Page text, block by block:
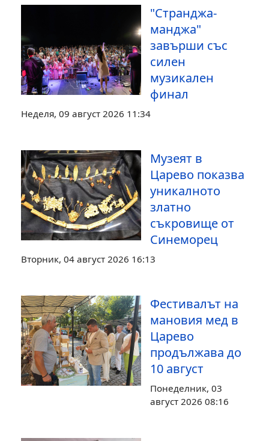
"Странджа-
манджа"
завърши със
силен
музикален
финал
Неделя, 09 август 2026 11:34
Музеят в
Царево показва
уникалното
златно
съкровище от
Синеморец
Вторник, 04 август 2026 16:13
Фестивалът на
мановия мед в
Царево
продължава до
10 август
Понеделник, 03
август 2026 08:16